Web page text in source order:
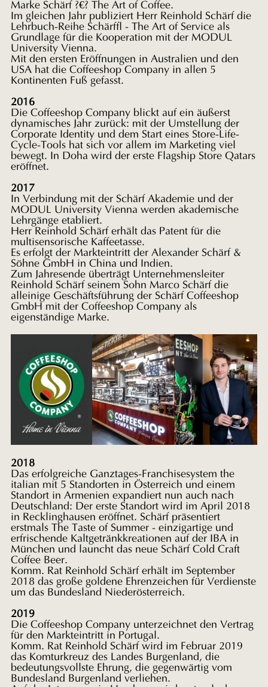
Marke Schärf ?€? The Art of Coffee.
Im gleichen Jahr publiziert Herr Reinhold Schärf die
Lehrbuch-Reihe Schärf - The Art of Service als
Grundlage für die Kooperation mit der MODUL
University Vienna.
Mit den ersten Eröffnungen in Australien und den
USA hat die Coffeeshop Company in allen 5
Kontinenten Fuß gefasst.
2016
Die Coffeeshop Company blickt auf ein äußerst
dynamisches Jahr zurück: mit der Umstellung der
Corporate Identity und dem Start eines Store-Life-
Cycle-Tools hat sich vor allem im Marketing viel
bewegt. In Doha wird der erste Flagship Store Qatars
eröffnet.
2017
In Verbindung mit der Schärf Akademie und der
MODUL University Vienna werden akademische
Lehrgänge etabliert.
Herr Reinhold Schärf erhält das Patent für die
multisensorische Kaffeetasse.
Es erfolgt der Markteintritt der Alexander Schärf &
Söhne GmbH in China und Indien.
Zum Jahresende überträgt Unternehmensleiter
Reinhold Schärf seinem Sohn Marco Schärf die
alleinige Geschäftsführung der Schärf Coffeeshop
GmbH mit der Coffeeshop Company als
eigenständige Marke.
2018
Das erfolgreiche Ganztages-Franchisesystem the
italian mit 5 Standorten in Österreich und einem
Standort in Armenien expandiert nun auch nach
Deutschland: Der erste Standort wird im April 2018
in Recklinghausen eröffnet. Schärf präsentiert
erstmals The Taste of Summer - einzigartige und
erfrischende Kaltgetränkkreationen auf der IBA in
München und launcht das neue Schärf Cold Craft
Coffee Beer.
Komm. Rat Reinhold Schärf erhält im September
2018 das große goldene Ehrenzeichen für Verdienste
um das Bundesland Niederösterreich.
2019
Die Coffeeshop Company unterzeichnet den Vertrag
für den Markteintritt in Portugal.
Komm. Rat Reinhold Schärf wird im Februar 2019
das Komturkreuz des Landes Burgenland, die
bedeutungsvollste Ehrung, die gegenwärtig vom
Bundesland Burgenland verliehen.